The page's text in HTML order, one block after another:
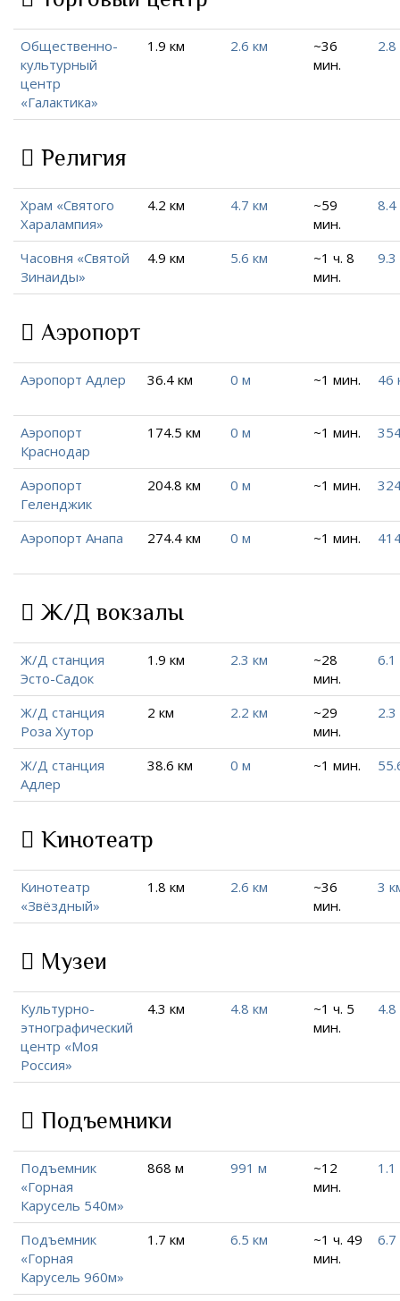
Общественно-
культурный
центр
«Галактика»
1.9 км 2.6 км
~36
мин.
Религия
Храм «Святого
Харалампия»
4.2 км 4.7 км
~59
мин.
8.4
Часовня «Cвятой
Зинаиды»
4.9 км 5.6 км
~1 ч. 8
мин.
9.3
Аэропорт
Аэропорт Адлер 36.4 км 0 м ~1 мин. 46
Аэропорт
Краснодар
174.5 км 0 м ~1 мин.
Аэропорт
Геленджик
204.8 км 0 м ~1 мин.
Аэропорт Анапа 274.4 км 0 м ~1 мин.
Ж/Д вокзалы
Ж/Д станция
Эсто-Садок
1.9 км 2.3 км
~28
мин.
6.1
Ж/Д станция
Роза Хутор
2 км 2.2 км
~29
мин.
Ж/Д станция
Адлер
38.6 км 0 м ~1 мин.
Кинотеатр
Кинотеатр
«Звёздный»
1.8 км 2.6 км
~36
мин.
3
Музеи
Культурно-
этнографический
центр «Моя
Россия»
4.3 км 4.8 км
~1 ч. 5
мин.
Подъемники
Подъемник
«Горная
Карусель 540м»
868 м 991 м
~12
мин.
Подъемник
«Горная
Карусель 960м»
1.7 км 6.5 км
~1 ч. 49
мин.
6.7